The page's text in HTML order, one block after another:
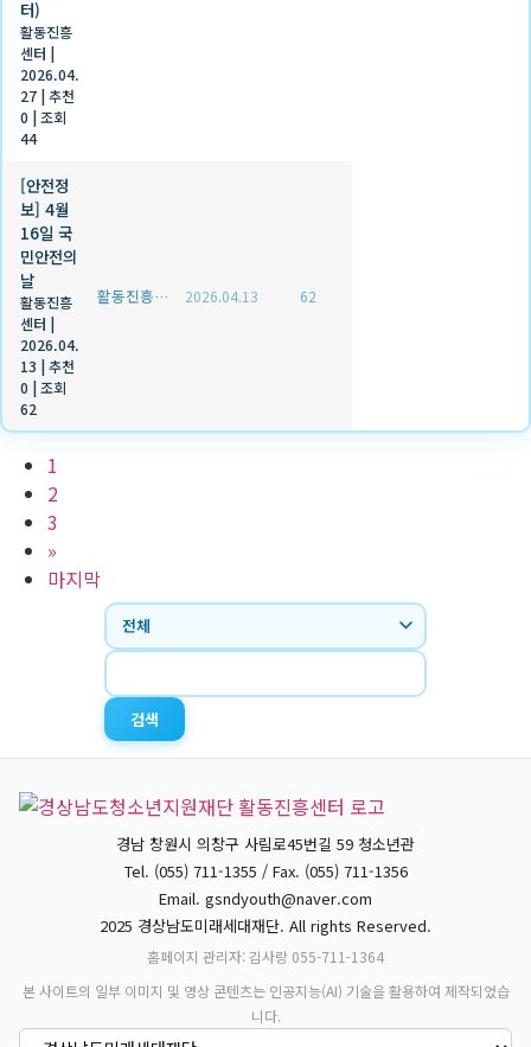
터)
활동진흥
센터 |
2026.04.
27 |추천
0 |조회
44
[안전정
보] 4월
16일 국
민안전의
날
활동진흥
센터 |
2026.04.
13 |추천
0 |조회
62
활동진흥센터 2026.04.13 62
1
2
3
»
마지막
검색
경남 창원시 의창구 사림로45번길 59 청소년관
Tel. (055) 711-1355 / Fax. (055) 711-1356
Email. gsndyouth@naver.com
2025 경상남도미래세대재단. All rights Reserved.
홈페이지 관리자: 김사랑 055-711-1364
본 사이트의 일부 이미지 및 영상 콘텐츠는 인공지능(AI) 기술을 활용하여 제작되었습
니다.